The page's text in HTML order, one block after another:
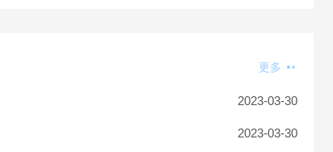
更多
2023-03-30
2023-03-30